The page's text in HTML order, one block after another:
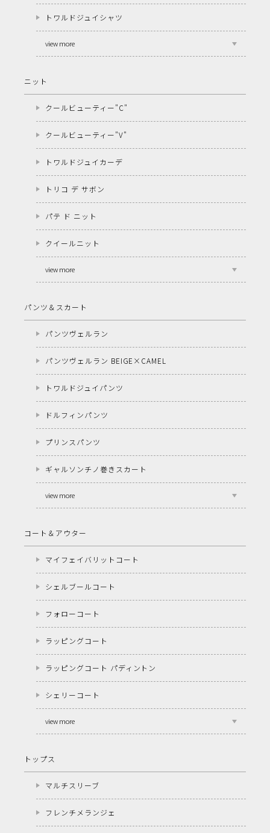
トワルドジュイシャツ
view more
ニット
クールビューティー"C"
クールビューティー"V"
トワルドジュイカーデ
トリコ デ サボン
パテ ド ニット
クイールニット
view more
パンツ＆スカート
パンツヴェルラン
パンツヴェルラン BEIGE×CAMEL
トワルドジュイパンツ
ドルフィンパンツ
プリンスパンツ
ギャルソンチノ巻きスカート
view more
コート＆アウター
マイフェイバリットコート
シェルブールコート
フォローコート
ラッピングコート
ラッピングコート パディントン
シェリーコート
view more
トップス
マルチスリーブ
フレンチメランジェ